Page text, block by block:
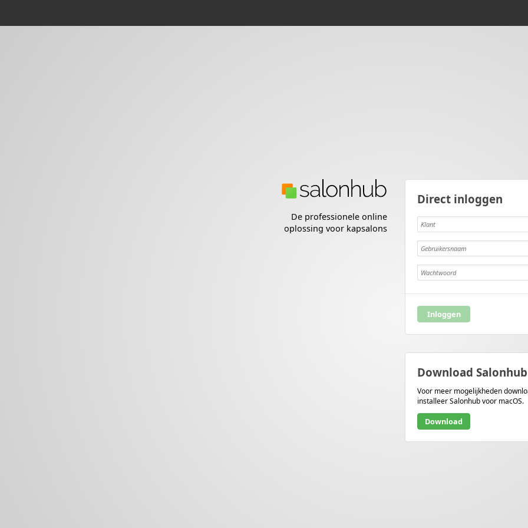
De professionele online
oplossing voor kapsalons
Direct inloggen
Klant
Gebruikersnaam
Wachtwoord
Inloggen
Download Salonhub
Voor meer mogelijkheden
installeer Salonhub voor macOS.
Download